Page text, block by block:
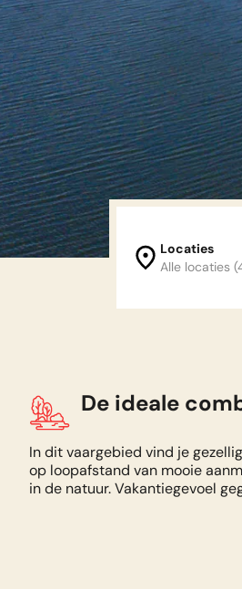
Locaties
Alle locaties
Land
De ideale
In dit vaargebied vind je
op loopafstand van mooie
in de natuur. Vakantiegevoel